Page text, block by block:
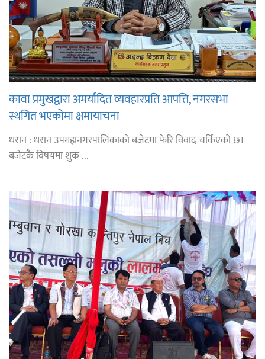
कावा प्रमुखद्वारा अमर्यादित व्यवहारप्रति आपत्ति, नगरसभा
स्थगित भएकोमा क्षमायाचना
धरान : धरान उपमहानगरपालिकाको बजेटमा फेरि विवाद चर्किएको छ।
बजेटकै विषयमा शुक ...